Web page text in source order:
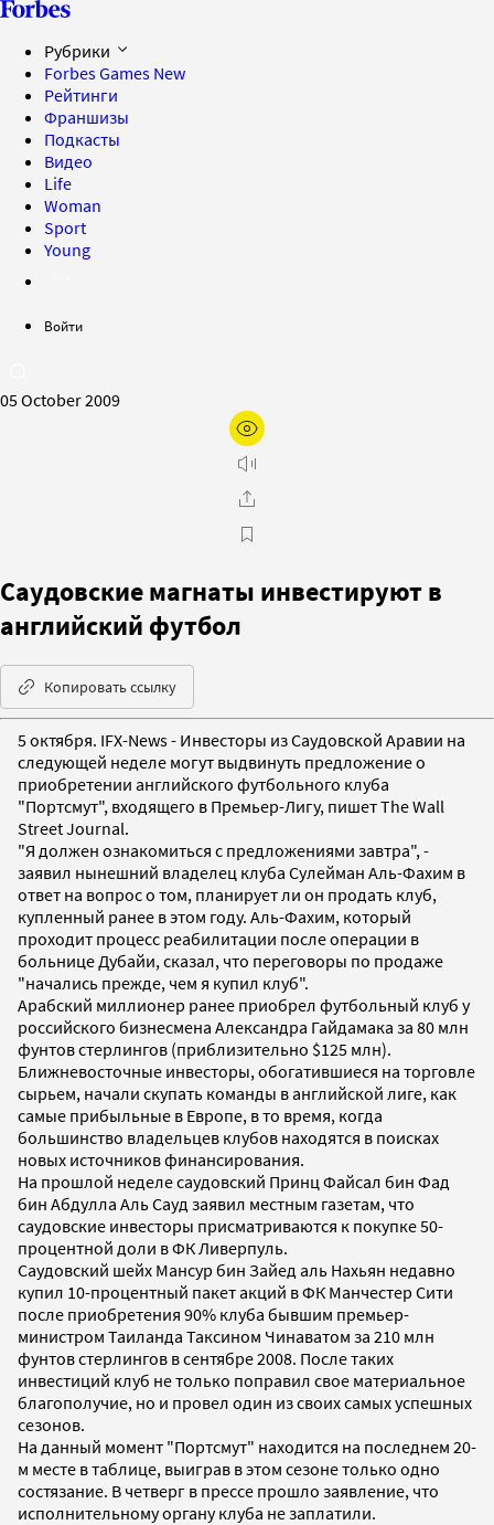
Рубрики
Forbes Games New
Рейтинги
Франшизы
Подкасты
Видео
Life
Woman
Sport
Young
Войти
05 October 2009
Саудовские магнаты инвестируют в
английский футбол
Копировать ссылку
5 октября. IFX-News - Инвесторы из Саудовской Аравии на
следующей неделе могут выдвинуть предложение о
приобретении английского футбольного клуба
"Портсмут", входящего в Премьер-Лигу, пишет The Wall
Street Journal.
"Я должен ознакомиться с предложениями завтра", -
заявил нынешний владелец клуба Сулейман Аль-Фахим в
ответ на вопрос о том, планирует ли он продать клуб,
купленный ранее в этом году. Аль-Фахим, который
проходит процесс реабилитации после операции в
больнице Дубайи, сказал, что переговоры по продаже
"начались прежде, чем я купил клуб".
Арабский миллионер ранее приобрел футбольный клуб у
российского бизнесмена Александра Гайдамака за 80 млн
фунтов стерлингов (приблизительно $125 млн).
Ближневосточные инвесторы, обогатившиеся на торговле
сырьем, начали скупать команды в английской лиге, как
самые прибыльные в Европе, в то время, когда
большинство владельцев клубов находятся в поисках
новых источников финансирования.
На прошлой неделе саудовский Принц Файсал бин Фад
бин Абдулла Аль Сауд заявил местным газетам, что
саудовские инвесторы присматриваются к покупке 50-
процентной доли в ФК Ливерпуль.
Саудовский шейх Мансур бин Зайед аль Нахьян недавно
купил 10-процентный пакет акций в ФК Манчестер Сити
после приобретения 90% клуба бывшим премьер-
министром Таиланда Таксином Чинаватом за 210 млн
фунтов стерлингов в сентябре 2008. После таких
инвестиций клуб не только поправил свое материальное
благополучие, но и провел один из своих самых успешных
сезонов.
На данный момент "Портсмут" находится на последнем 20-
м месте в таблице, выиграв в этом сезоне только одно
состязание. В четверг в прессе прошло заявление, что
исполнительному органу клуба не заплатили.